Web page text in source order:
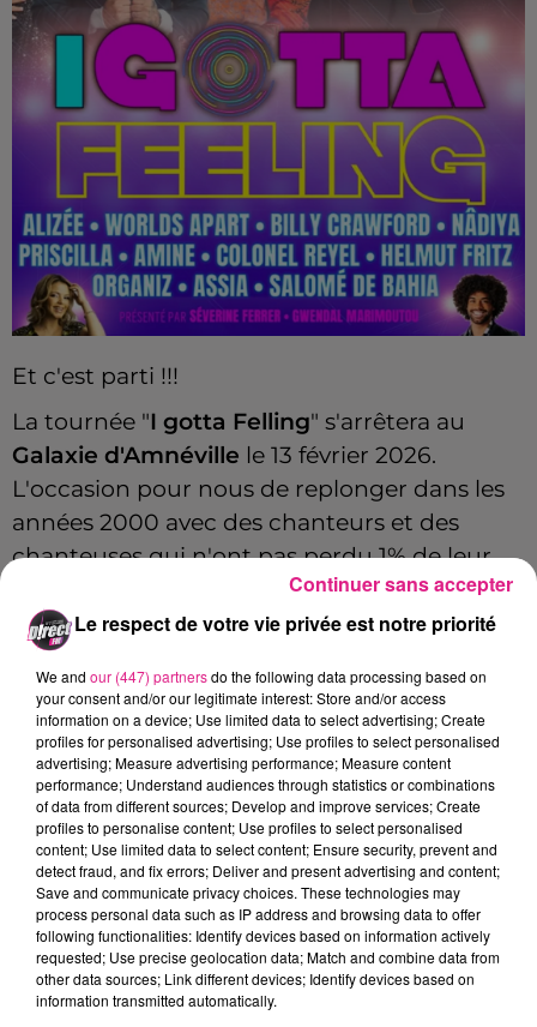
Et c'est parti !!!
La tournée "I gotta Felling" s'arrêtera au
Galaxie d'Amnéville le 13 février 2026.
L'occasion pour nous de replonger dans les
années 2000 avec des chanteurs et des
chanteuses qui n'ont pas perdu 1% de leur
Alizée, les Worlds Apart, Billy Crawford,
Amine, Colonel Reyel, Helmut Fritz, Assia,
Priscilla, Organiz, Salome de Bahia seront
présents sur scène. Cela sera le cas aussi de
Nâdiya, qui revient en 2026 avec de
nouveaux projets.
Nâdiya sur D!RECT FM
Le respect de votre vie privée est notre priorité
We and our (447) partnersdo the following data processing based on
your consent and/or our legitimate interest: Store and/or access
information on a device; Use limited data to select advertising; Create
profiles for personalised advertising; Use profiles to select personalised
advertising; Measure advertising performance; Measure content
performance; Understand audiences through statistics or combinations
of data from different sources; Develop and improve services; Create
profiles to personalise content; Use profiles to select personalised
content; Use limited data to select content; Ensure security, prevent and
detect fraud, and fix errors; Deliver and present advertising and content;
Save and communicate privacy choices. These technologies may
process personal data such as IP address and browsing data to offer
following functionalities: Identify devices based on information actively
requested; Use precise geolocation data; Match and combine data from
other data sources; Link different devices; Identify devices based on
information transmitted automatically.
Continuer sans accepter